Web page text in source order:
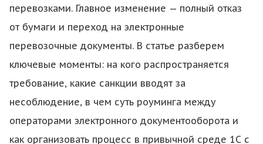
перевозками. Главное изменение — полный отказ
от бумаги и переход на электронные
перевозочные документы. В статье разберем
ключевые моменты: на кого распространяется
требование, какие санкции вводят за
несоблюдение, в чем суть роуминга между
операторами электронного документооборота и
как организовать процесс в привычной среде 1С с